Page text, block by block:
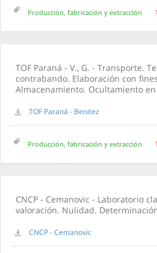
Producción, fabricación y extracción
TOF Paraná - V., G. - Transporte.
contrabando. Elaboración con
Almacenamiento. Ocultamiento
TOF Paraná - Benitez
Producción, fabricación y extracción
CNCP - Cemanovic - Laboratorio
valoración. Nulidad.
CNCP - Cemanovic